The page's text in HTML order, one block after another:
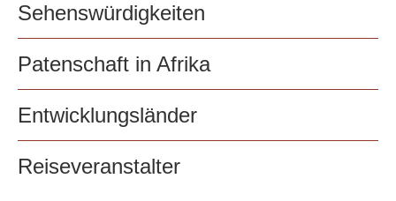
Sehenswürdigkeiten
Patenschaft in Afrika
Entwicklungsländer
Reiseveranstalter